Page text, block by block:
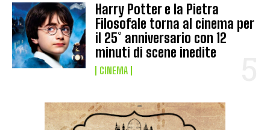
Harry Potter e la Pietra
Filosofale torna al cinema per
il 25° anniversario con 12
minuti di scene inedite
CINEMA